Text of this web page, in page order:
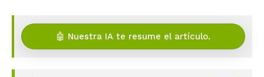
🤖 Nuestra IA te resume el artículo.